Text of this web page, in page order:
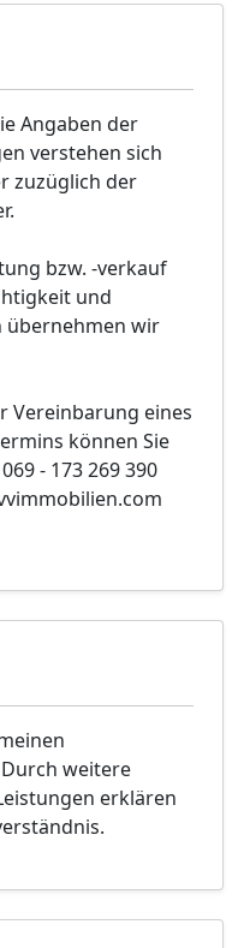
Angaben der
verstehen sich
zuzüglich der
bzw. -verkauf
und
übernehmen wir
Vereinbarung eines
können Sie
- 173 269 390
weitere
erklären